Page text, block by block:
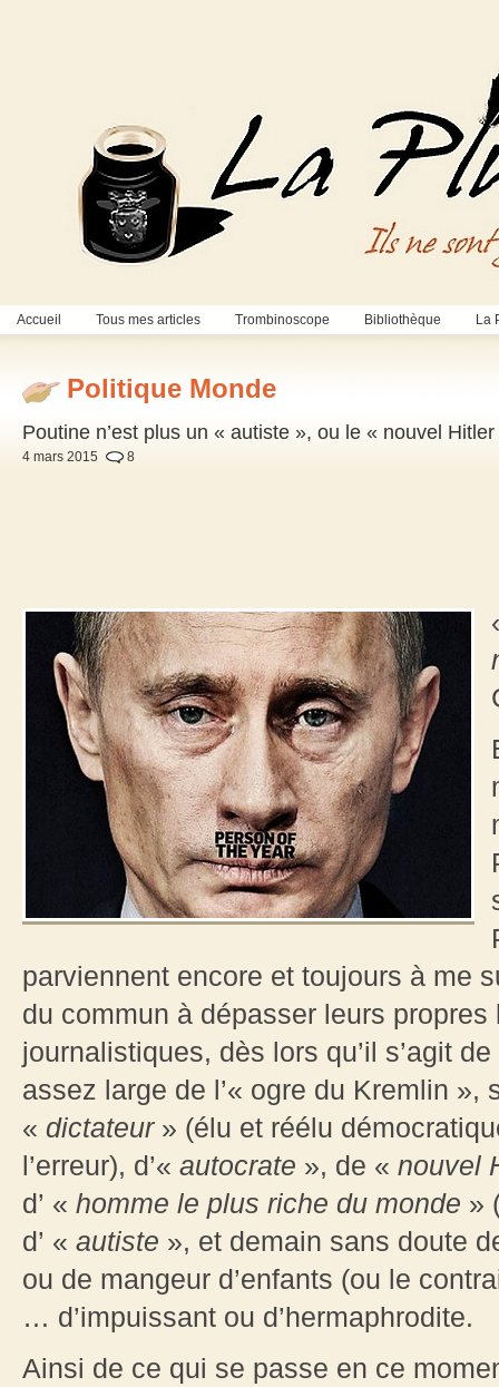
Accueil Tous mes articles Trombinoscope Bibliothèque La
Politique Monde
Poutine n’est plus un « autiste », ou le « nouvel
4 mars 2015 8
parviennent encore et toujours à me
du commun à dépasser leurs
journalistiques, dès lors qu’il s’agit
assez large de l’« ogre du Kremlin
« dictateur» (élu et réélu
l’erreur), d’« autocrate », de « nouvel
d’ « homme le plus riche du monde »
d’ « autiste », et demain sans doute
ou de mangeur d’enfants (ou le
… d’impuissant ou d’hermaphrodite.
Ainsi de ce qui se passe en ce